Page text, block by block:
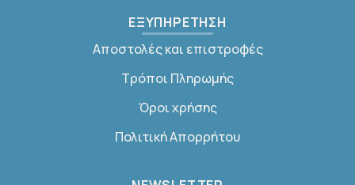
ΕΞΥΠΗΡΕΤΗΣΗ
Αποστολές και επιστροφές
Τρόποι Πληρωμής
Όροι χρήσης
Πολιτική Απορρήτου